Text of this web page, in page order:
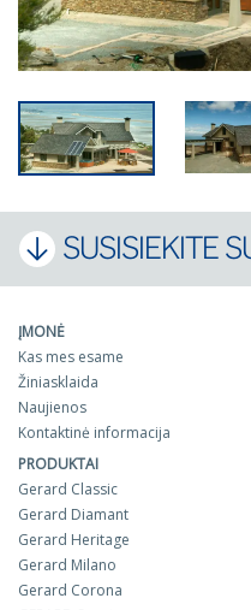
SUSISIEKITE
ĮMONĖ
Kas mes esame
Žiniasklaida
Naujienos
Kontaktinė informacija
PRODUKTAI
Gerard Classic
Gerard Diamant
Gerard Heritage
Gerard Milano
Gerard Corona